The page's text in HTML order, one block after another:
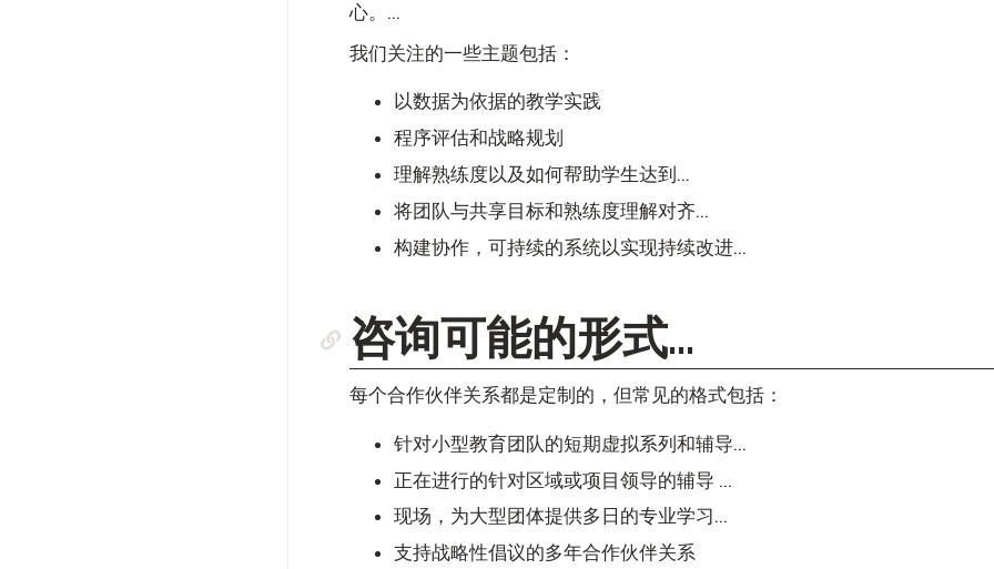
心。...
我们关注的一些主题包括：
以数据为依据的教学实践
程序评估和战略规划
理解熟练度以及如何帮助学生达到...
将团队与共享目标和熟练度理解对齐...
构建协作，可持续的系统以实现持续改进...
咨询可能的形式...
每个合作伙伴关系都是定制的，但常见的格式包括：
针对小型教育团队的短期虚拟系列和辅导...
正在进行的针对区域或项目领导的辅导 ...
现场，为大型团体提供多日的专业学习...
支持战略性倡议的多年合作伙伴关系